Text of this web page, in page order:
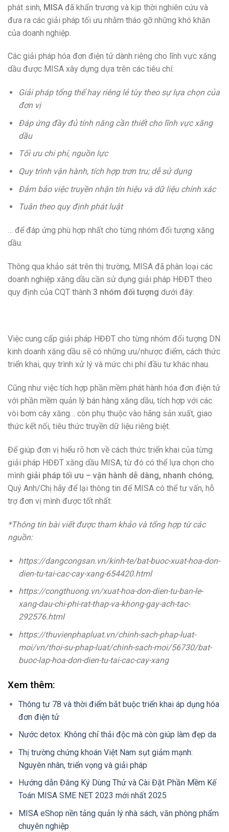
phát sinh, MISA đã khẩn trương và kịp thời nghiên cứu và
đưa ra các giải pháp tối ưu nhằm tháo gỡ những khó khăn
của doanh nghiệp.
Các giải pháp hóa đơn điện tử dành riêng cho lĩnh vực xăng
dầu được MISA xây dựng dựa trên các tiêu chí:
Giải pháp tổng thể hay riêng lẻ tùy theo sự lựa chọn của
đơn vị
Đáp ứng đầy đủ tính năng cần thiết cho lĩnh vực xăng
dầu
Tối ưu chi phí, nguồn lực
Quy trình vận hành, tích hợp trơn tru; dễ sử dụng
Đảm bảo việc truyền nhận tín hiệu và dữ liệu chính xác
Tuân theo quy định phát luật
… để đáp ứng phù hợp nhất cho từng nhóm đối tượng xăng
dầu.
Thông qua khảo sát trên thị trường, MISA đã phân loại các
doanh nghiệp xăng dầu cần sử dụng giải pháp HĐĐT theo
quy định của CQT thành 3 nhóm đối tượng dưới đây:
Việc cung cấp giải pháp HĐĐT cho từng nhóm đối tượng DN
kinh doanh xăng dầu sẽ có những ưu/nhược điểm, cách thức
triển khai, quy trình xử lý và mức chi phí đầu tư khác nhau.
Cũng như việc tích hợp phần mềm phát hành hóa đơn điện tử
với phần mềm quản lý bán hàng xăng dầu, tích hợp với các
vòi bơm cây xăng… còn phụ thuộc vào hãng sản xuất, giao
thức kết nối, tiêu thức truyền dữ liệu riêng biệt.
Để giúp đơn vị hiểu rõ hơn về cách thức triển khai của từng
giải pháp HĐĐT xăng dầu MISA; từ đó có thể lựa chọn cho
mình giải pháp tối ưu – vận hành dễ dàng, nhanh chóng,
Quý Anh/Chị hãy để lại thông tin để MISA có thể tư vấn, hỗ
trợ đơn vị mình được tốt nhất:
*Thông tin bài viết được tham khảo và tổng hợp từ các
nguồn:
https://dangcongsan.vn/kinh-te/bat-buoc-xuat-hoa-don-
dien-tu-tai-cac-cay-xang-654420.html
https://congthuong.vn/xuat-hoa-don-dien-tu-ban-le-
xang-dau-chi-phi-rat-thap-va-khong-gay-ach-tac-
292576.html
https://thuvienphapluat.vn/chinh-sach-phap-luat-
moi/vn/thoi-su-phap-luat/chinh-sach-moi/56730/bat-
buoc-lap-hoa-don-dien-tu-tai-cac-cay-xang
Xem thêm:
Thông tư 78 và thời điểm bắt buộc triển khai áp dụng hóa
đơn điện tử
Nước detox: Không chỉ thải độc mà còn giúp làm đẹp da
Thị trường chứng khoán Việt Nam sụt giảm mạnh:
Nguyên nhân, triển vọng và giải pháp
Hướng dẫn Đăng Ký Dùng Thử và Cài Đặt Phần Mềm Kế
Toán MISA SME NET 2023 mới nhất 2025
MISA eShop nền tảng quản lý nhà sách, văn phòng phẩm
chuyên nghiệp